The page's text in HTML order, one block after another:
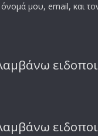
μου, email, και